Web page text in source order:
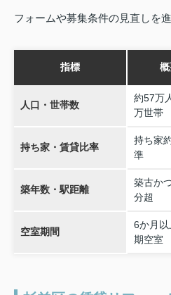
フォームや募集条件の見直しを
指標
人口・世帯数
約57万
万世帯
持ち家・賃貸比率
持ち家
準
築年数・駅距離
築古か
分超
空室期間
6か月
期空室